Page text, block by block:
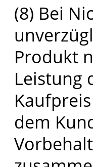
(8) Bei
Produkt
Leistung
dem